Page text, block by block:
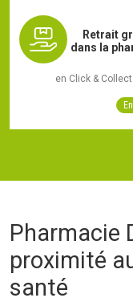
Retrait
dans la
en Click & Collect
Pharmacie
proximité
santé